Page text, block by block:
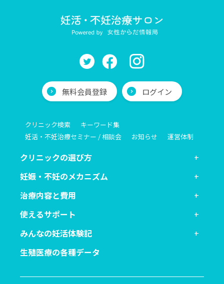
無料会員登録 ログイン
クリニック検索
キーワード集
妊活・不妊治療セミナー / 相談会
お知らせ 運営体制
クリニックの選び方
妊娠・不妊のメカニズム
治療内容と費用
使えるサポート
みんなの妊活体験記
生殖医療の各種データ